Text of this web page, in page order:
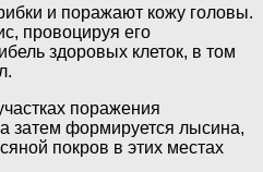
и поражают кожу головы.
провоцируя его
здоровых клеток, в том
поражения
затем формируется лысина,
покров в этих местах